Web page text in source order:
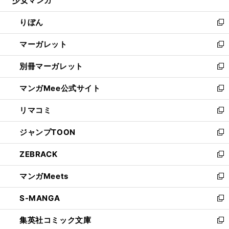
開
く
ウ
で
開
く
ン
ド
ウ
で
開
く
ウ
ィ
ン
ド
ウ
で
開
く
りぼん
新
し
い
ウ
ィ
ン
ド
ウ
で
開
く
マーガレット
新
し
い
ウ
ィ
ン
ド
ウ
で
開
く
別冊マーガレット
新
し
い
ウ
ィ
ン
ド
ウ
で
開
く
マンガMee公式サイト
新
し
い
ウ
ィ
ン
ド
ウ
で
開
く
リマコミ
新
し
い
ウ
ィ
ン
ド
ウ
で
開
く
ジャンプTOON
新
し
い
ウ
ィ
ン
ド
ウ
で
ZEBRACK
新
し
い
ウ
ィ
ン
ド
マンガMeets
新
し
い
ウ
ィ
S-MANGA
新
し
い
集英社コミック文庫
新